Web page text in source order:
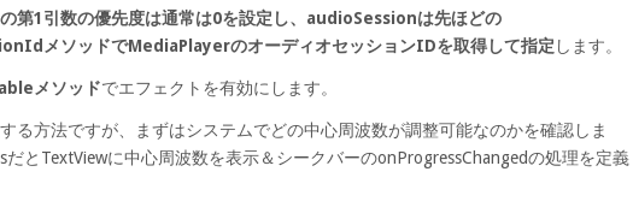
第1引数の優先度は通常は0を設定し、audioSessionは先ほどの
メソッドでMediaPlayerのオーディオセッションIDを取得して指定 します。
メソッドでエフェクトを有効にします。
る方法ですが、まずはシステムでどの中心周波数が調整可能なのかを確認しま
だとTextViewに中心周波数を表示＆シークバーのonProgressChangedの処理を定義